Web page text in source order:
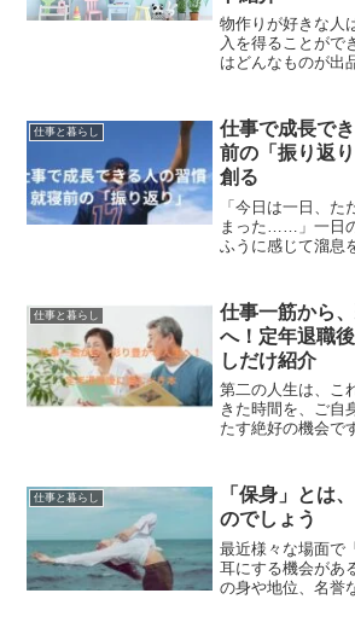
物作りが好きな人
入を得ることがで
はどんなものが出
んあります！あな
サイトを見つける
仕事と暮らし
仕事で成長で
前の「振り返
創る
「今日は一日、た
まった……」一日
ふうに感じて溜息
な日々を繰り返し
へ向かっているの
仕事と暮らし
仕事一筋から
へ！定年退職
しだけ紹介
第二の人生は、こ
きた時間を、ご自
たす絶好の機会で
ません。そんな
くきっかけとなる
仕事と暮らし
「保身」とは
のでしょう
最近様々な場面で
耳にする機会があ
の身や地位、名誉